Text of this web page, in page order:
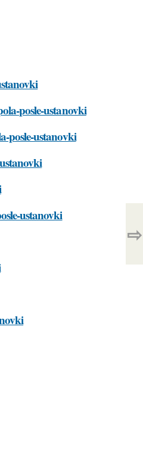
posle-ustanovki
posle-ustanovki
ustanovki
⇨